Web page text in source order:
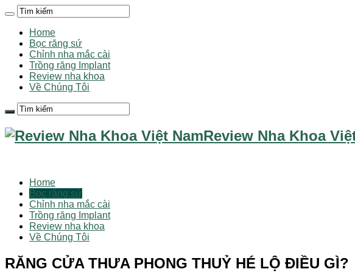
Home
Bọc răng sứ
Chỉnh nha mắc cài
Trồng răng Implant
Review nha khoa
Về Chúng Tôi
Review Nha Khoa
Home
Bọc răng sứ
Chỉnh nha mắc cài
Trồng răng Implant
Review nha khoa
Về Chúng Tôi
RĂNG CỬA THƯA PHONG THUỶ HÉ LỘ ĐIỀU GÌ?